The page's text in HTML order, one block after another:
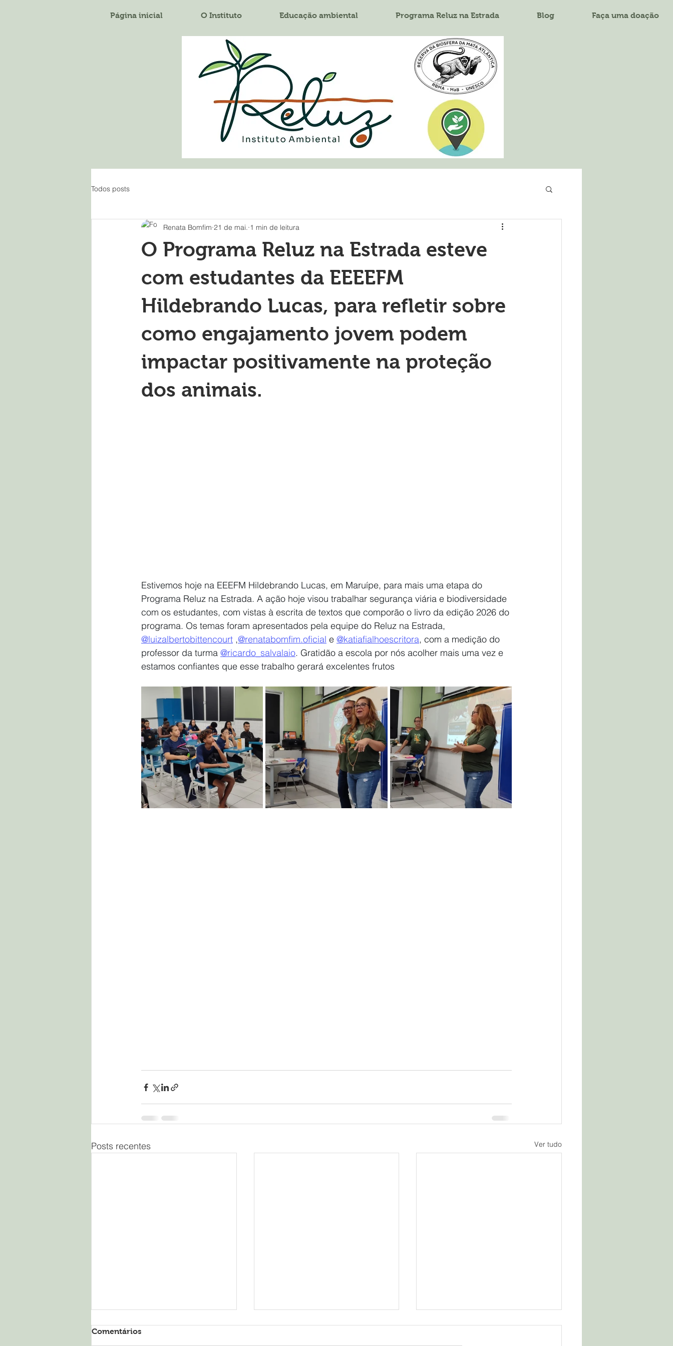
Página inicial O Instituto Educação ambiental Programa Reluz na Estrada Blog Faça uma doação
Todos posts
O Programa Reluz na Estrada esteve
com estudantes da EEEEFM
Hildebrando Lucas, para refletir sobre
como engajamento jovem podem
impactar positivamente na proteção
dos animais.
Renata Bomfim 21 de mai. 1 min de leitura
Estivemos hoje na EEEFM Hildebrando Lucas, em Maruípe, para mais uma etapa do
Programa Reluz na Estrada. A ação hoje visou trabalhar segurança viária e biodiversidade
com os estudantes, com vistas à escrita de textos que comporão o livro da edição 2026 do
programa. Os temas foram apresentados pela equipe do Reluz na Estrada,
@luizalbertobittencourt ,@renatabomfim.oficial e @katiafialhoescritora, com a medição do
professor da turma @ricardo_salvalaio. Gratidão a escola por nós acolher mais uma vez e
estamos confiantes que esse trabalho gerará excelentes frutos
Posts recentes Ver tudo
Comentários